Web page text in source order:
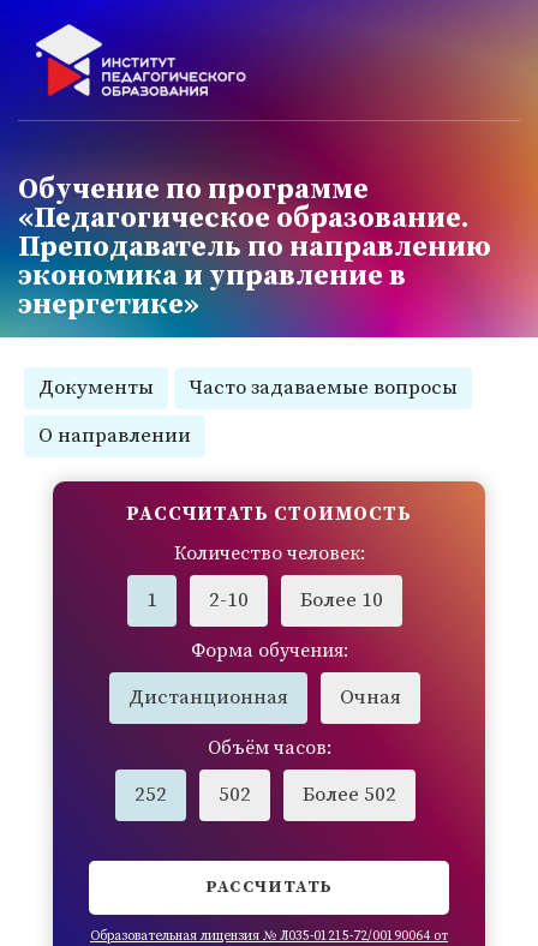
Обучение по программе
«Педагогическое образование.
Преподаватель по направлению
экономика и управление в
энергетике»
Документы
Часто задаваемые вопросы
О направлении
РАССЧИТАТЬ СТОИМОСТЬ
Количество человек:
1 2-10 Более 10
Форма обучения:
Дистанционная Очная
Объём часов:
252 502 Более 502
РАССЧИТАТЬ
Образовательная лицензия № Л035-01215-72/00190064 от